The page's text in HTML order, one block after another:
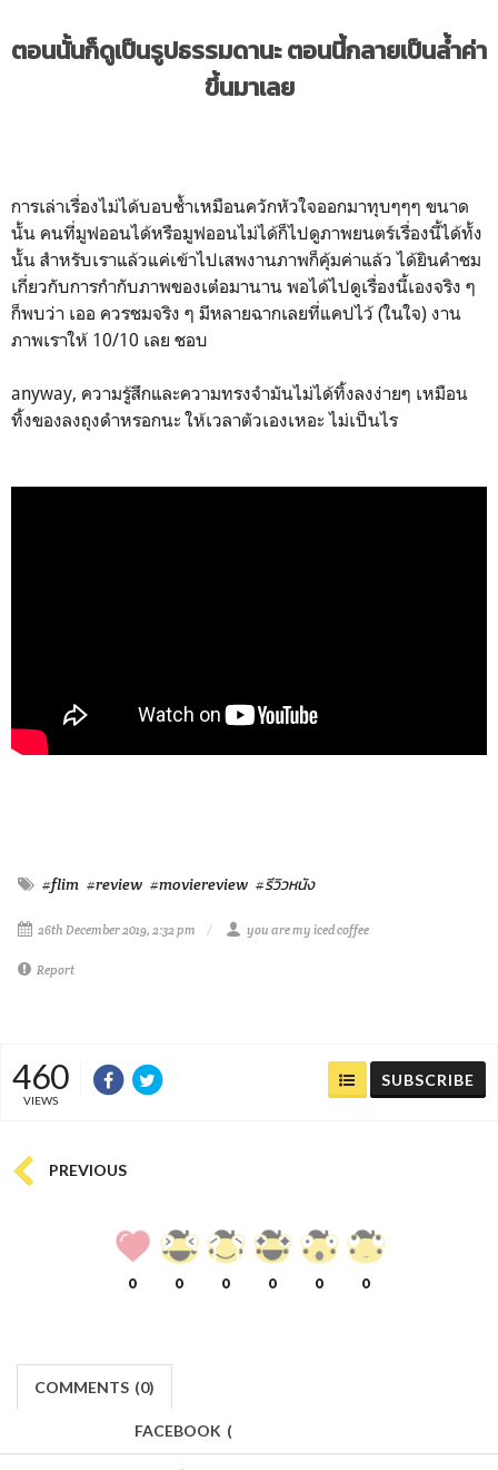
ตอนนั้นก็ดูเป็นรูปธรรมดานะ ตอนนี้กลายเป็นล้ำค่า
ขึ้นมาเลย
การเล่าเรื่องไม่ได้บอบช้ำเหมือนควักหัวใจออกมาทุบๆๆๆ ขนาด
นั้น คนที่มูฟออนได้หรือมูฟออนไม่ได้ก็ไปดูภาพยนตร์เรื่องนี้ได้ทั้ง
นั้น สำหรับเราแล้วแค่เข้าไปเสพงานภาพก็คุ้มค่าแล้ว ได้ยินคำชม
เกี่ยวกับการกำกับภาพของเต๋อมานาน พอได้ไปดูเรื่องนี้เองจริง ๆ
ก็พบว่า เออ ควรชมจริง ๆ มีหลายฉากเลยที่แคปไว้ (ในใจ) งาน
ภาพเราให้ 10/10 เลย ชอบ
anyway, ความรู้สึกและความทรงจำมันไม่ได้ทิ้งลงง่ายๆ เหมือน
ทิ้งของลงถุงดำหรอกนะ ให้เวลาตัวเองเหอะ ไม่เป็นไร
#flim #review #moviereview #รีวิวหนัง
26th December 2019, 2:32 pm you are my iced coffee
Report
460
VIEWS
SUBSCRIBE
PREVIOUS
0 0 0 0 0 0
COMMENTS (0)
FACEBOOK (